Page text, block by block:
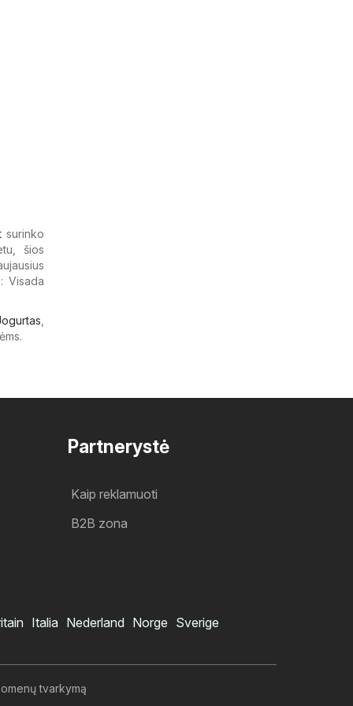
surinko
šios
Visada
Partnerystė
Kaip reklamuoti
B2B zona
Italia Nederland Norge Sverige
tvarkymą